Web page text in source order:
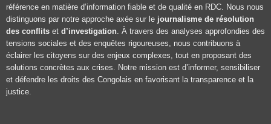
référence en matière d’information fiable et de qualité en RDC. Nous nous
distinguons par notre approche axée sur le journalisme de résolution
des conflits et d’investigation. À travers des analyses approfondies des
tensions sociales et des enquêtes rigoureuses, nous contribuons à
éclairer les citoyens sur des enjeux complexes, tout en proposant des
solutions concrètes aux crises. Notre mission est d’informer, sensibiliser
et défendre les droits des Congolais en favorisant la transparence et la
justice.